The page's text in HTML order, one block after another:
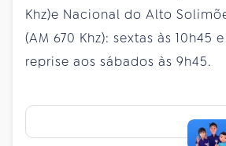
Khz)e Nacional do Alto
(AM 670 Khz): sextas às 10h45
reprise aos sábados às 9h45.